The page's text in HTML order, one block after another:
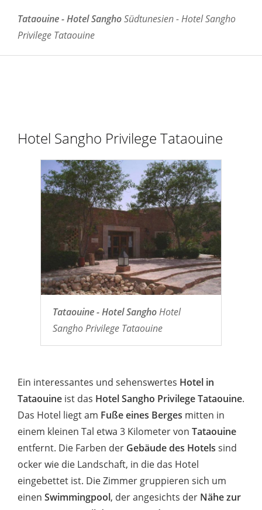
Tataouine - Hotel SanghoSüdtunesien - Hotel Sangho
Privilege Tataouine
Hotel Sangho Privilege Tataouine
Tataouine - Hotel SanghoHotel
Sangho Privilege Tataouine
Ein interessantes und sehenswertes Hotel in
Tataouine ist das Hotel Sangho Privilege Tataouine.
Das Hotel liegt am Fuße eines Berges mitten in
einem kleinen Tal etwa 3 Kilometer von Tataouine
entfernt. Die Farben der Gebäude des Hotels sind
ocker wie die Landschaft, in die das Hotel
eingebettet ist. Die Zimmer gruppieren sich um
einen Swimmingpool, der angesichts der Nähe zur